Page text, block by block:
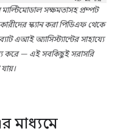
সক্ষমতাসহ প্রম্পট
স্ক্যান করা পিডিএফ থেকে
এআই অ্যাসিস্ট্যান্টের সাহায্যে
করে — এই সবকিছুই সরাসরি
মাধ্যমে